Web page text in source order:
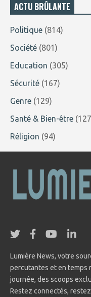
ACTU BRÛLANTE
Politique (814)
Société (801)
Education (305)
Sécurité (167)
Genre (129)
Santé & Bien-être
Réligion (94)
Lumière News, votre
percutantes et en temps
journée, des scoops
Restez connectés,